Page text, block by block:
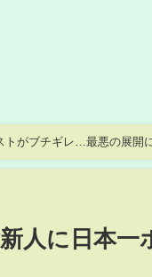
トがブチギレ…最悪の展開
新人に日本